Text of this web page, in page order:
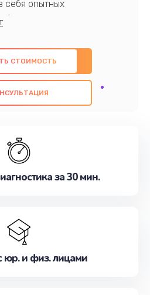
себя опытных
знаниями и
и качественный ремонт с
компонентов, а
качество всех
Наша цель - предоставить
Не медлите записаться на
СТОИМОСТЬ
за 30 мин.
юр. и физ. лицами